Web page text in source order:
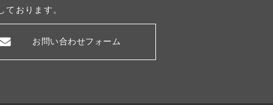
おります。
お問い合わせフォーム